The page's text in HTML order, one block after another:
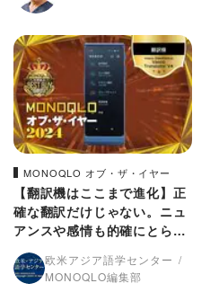
MONOQLO オブ・ザ・イヤー
【翻訳機はここまで進化】正
確な翻訳だけじゃない。ニュ
アンスや感情も的確にとらえ
る!【MONOQLO 2024年ベ
ストバイ】
欧米アジア語学センター
MONOQLO編集部